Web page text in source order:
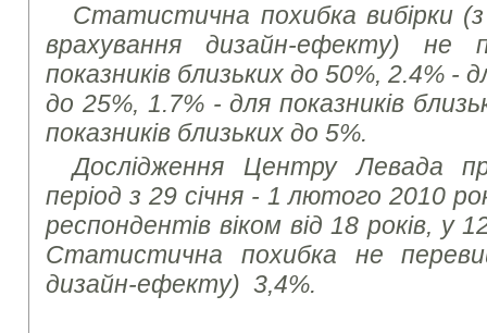
Статистична похибка вибірки
врахуваннядизайн-ефекту) не
показників близьких до 50%, 2.4% -
до 25%, 1.7% - для показників
показників близьких до 5%.
Дослідження Центру Левада
період з 29 січня - 1 лютого 2010
респондентів віком від 18 років, у
Статистична похибка не
дизайн-ефекту) 3,4%.